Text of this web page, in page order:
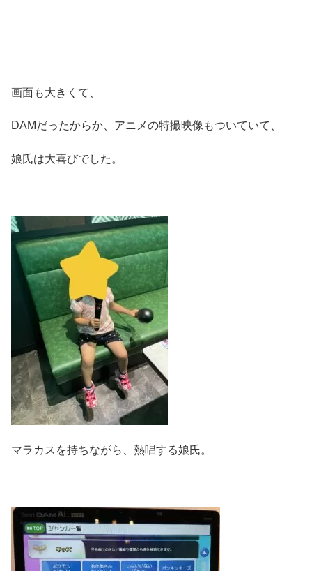
画面も大きくて、
DAMだったからか、アニメの特撮映像もついていて、
娘氏は大喜びでした。
マラカスを持ちながら、熱唱する娘氏。